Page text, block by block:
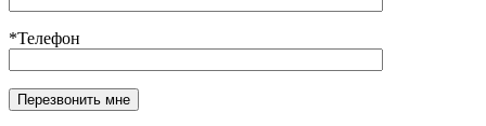
*Телефон
Оставьте это поле пустым.